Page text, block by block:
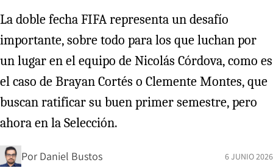
La doble fecha FIFA representa un desafío
importante, sobre todo para los que luchan por
un lugar en el equipo de Nicolás Córdova, como es
el caso de Brayan Cortés o Clemente Montes, que
buscan ratificar su buen primer semestre, pero
ahora en la Selección.
Por Daniel Bustos 6 JUNIO 2026